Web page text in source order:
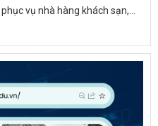
vụ nhà hàng khách sạn,
Bäckereiverkäuferin. Tuy